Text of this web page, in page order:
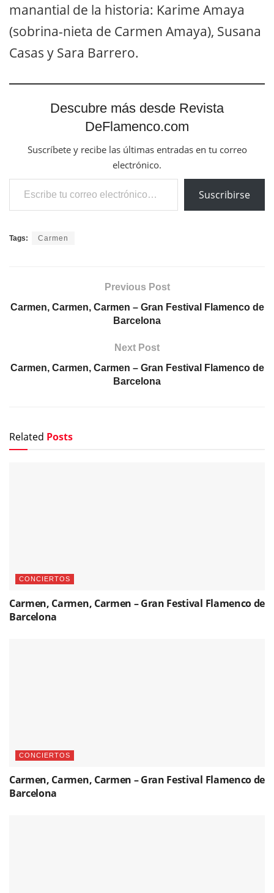
manantial de la historia: Karime Amaya
(sobrina-nieta de Carmen Amaya), Susana
Casas y Sara Barrero.
Descubre más desde Revista
DeFlamenco.com
Suscríbete y recibe las últimas entradas en tu correo
electrónico.
Escribe tu correo electrónico…
Suscribirse
Tags: Carmen
Previous Post
Carmen, Carmen, Carmen – Gran Festival Flamenco de
Barcelona
Next Post
Carmen, Carmen, Carmen – Gran Festival Flamenco de
Barcelona
Related Posts
CONCIERTOS
Carmen, Carmen, Carmen – Gran Festival Flamenco de
Barcelona
CONCIERTOS
Carmen, Carmen, Carmen – Gran Festival Flamenco de
Barcelona